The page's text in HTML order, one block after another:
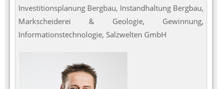
Investitionsplanung Bergbau, Instandhaltung Bergbau,
Markscheiderei & Geologie, Gewinnung,
Informationstechnologie, Salzwelten GmbH